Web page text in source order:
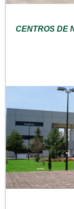
CENTROS DE